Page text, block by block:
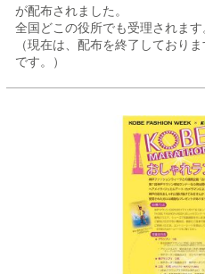
が配布されました。
全国どこの役所でも受理されます
（現在は、配布を終了しており
です。）